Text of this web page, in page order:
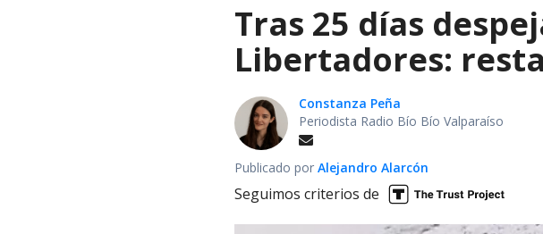
Tras 25 días
Libertadores:
Constanza Peña
Periodista Radio Bío Bío Valparaíso
Publicado por Alejandro Alarcón
Seguimos criterios de